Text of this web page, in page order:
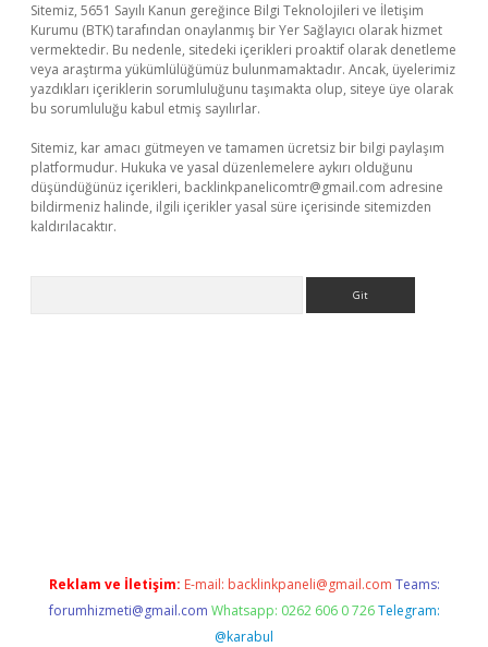
Sitemiz, 5651 Sayılı Kanun gereğince Bilgi Teknolojileri ve İletişim
Kurumu (BTK) tarafından onaylanmış bir Yer Sağlayıcı olarak hizmet
vermektedir. Bu nedenle, sitedeki içerikleri proaktif olarak denetleme
veya araştırma yükümlülüğümüz bulunmamaktadır. Ancak, üyelerimiz
yazdıkları içeriklerin sorumluluğunu taşımakta olup, siteye üye olarak
bu sorumluluğu kabul etmiş sayılırlar.
Sitemiz, kar amacı gütmeyen ve tamamen ücretsiz bir bilgi paylaşım
platformudur. Hukuka ve yasal düzenlemelere aykırı olduğunu
düşündüğünüz içerikleri, backlinkpanelicomtr@gmail.com adresine
bildirmeniz halinde, ilgili içerikler yasal süre içerisinde sitemizden
kaldırılacaktır.
Reklam ve İletişim: E-mail: backlinkpaneli@gmail.com Teams:
forumhizmeti@gmail.com Whatsapp: 0262 606 0 726 Telegram:
@karabul